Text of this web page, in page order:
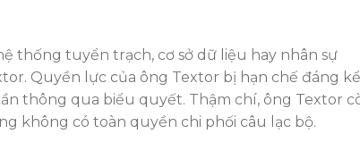
thống tuyển trạch, cơ sở dữ liệu hay nhân sự
Quyền lực của ông Textor bị hạn chế đáng kể
thông qua biểu quyết. Thậm chí, ông Textor
không có toàn quyền chi phối câu lạc bộ.